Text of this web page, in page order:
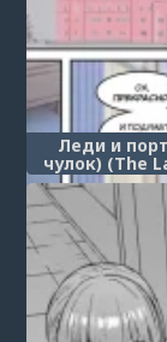
Леди и
чулок) (The